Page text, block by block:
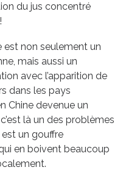
du jus concentré
est non seulement un
mais aussi un
avec l’apparition de
dans les pays
Chine devenue un
là un des problèmes
un gouffre
en boivent beaucoup